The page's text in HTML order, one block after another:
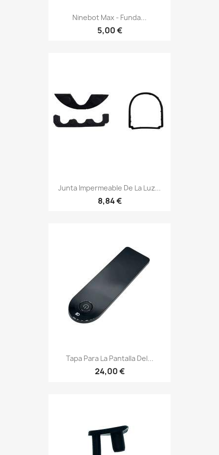
Ninebot Max - Funda...
5,00 €
Junta Impermeable De La Luz...
8,84 €
Tapa Para La Pantalla Del...
24,00 €